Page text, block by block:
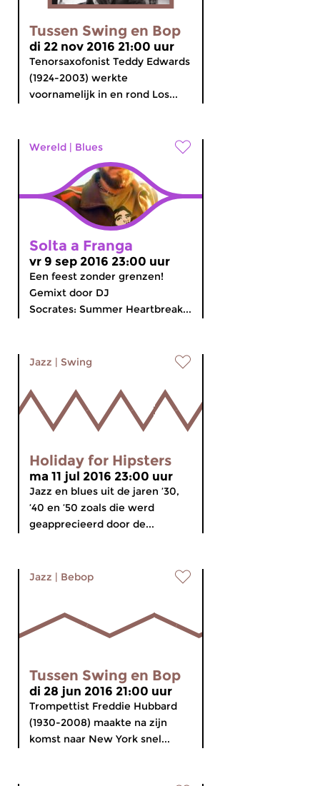
Tussen Swing en Bop
di 22 nov 2016 21:00 uur
Tenorsaxofonist Teddy Edwards
(1924-2003) werkte
voornamelijk in en rond Los...
Wereld | Blues
Solta a Franga
vr 9 sep 2016 23:00 uur
Een feest zonder grenzen!
Gemixt door DJ
Socrates: Summer Heartbreak...
Jazz | Swing
Holiday for Hipsters
ma 11 jul 2016 23:00 uur
Jazz en blues uit de jaren ’30,
’40 en ’50 zoals die werd
geapprecieerd door de...
Jazz | Bebop
Tussen Swing en Bop
di 28 jun 2016 21:00 uur
Trompettist Freddie Hubbard
(1930-2008) maakte na zijn
komst naar New York snel...